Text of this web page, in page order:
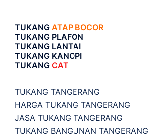
TUKANG ATAP BOCOR
TUKANG PLAFON
TUKANG LANTAI
TUKANG KANOPI
TUKANG CAT
TUKANG TANGERANG
HARGA TUKANG TANGERANG
JASA TUKANG TANGERANG
TUKANG BANGUNAN TANGERANG